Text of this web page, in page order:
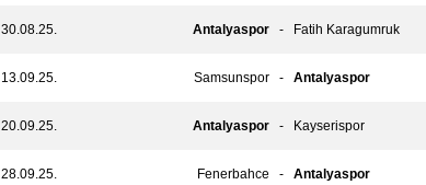
30.08.25. Antalyaspor - Fatih Karagumruk
13.09.25. Samsunspor - Antalyaspor
20.09.25. Antalyaspor - Kayserispor
28.09.25. Fenerbahce - Antalyaspor